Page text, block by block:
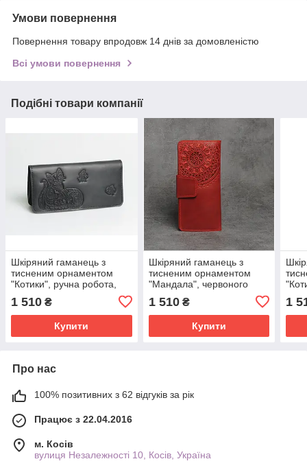
Умови повернення
Повернення товару впродовж 14 днів за домовленістю
Всі умови повернення
Подібні товари компанії
Шкіряний гаманець з
тисненим орнаментом
"Котики", ручна робота,
чорного кольору, 20х10 см
1 510 ₴
Купити
Шкіряний гаманець з
тисненим орнаментом
"Мандала", червоного
21х11 см
1 510₴
Купити
см
1
Про нас
100% позитивних з 62 відгуків за рік
Працює з 22.04.2016
м. Косів
вулиця Незалежності 10, Косів, Україна